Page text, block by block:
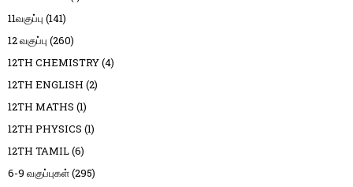
11வகுப்பு (141)
12 வகுப்பு (260)
12TH CHEMISTRY(4)
12TH ENGLISH (2)
12TH MATHS (1)
12TH PHYSICS (1)
12TH TAMIL(6)
6-9 வகுப்புகள்(295)